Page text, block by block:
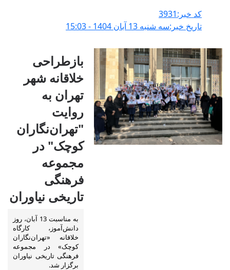
کد خبر:3931
تاریخ خبر:سه شنبه 13 آبان 1404 - 15:03
بازطراحی
خلاقانه شهر
تهران به
روایت
"تهران‌نگاران
کوچک" در
مجموعه
فرهنگی
تاریخی نیاوران
به مناسبت 13 آبان، روز
دانش‌آموز، کارگاه
خلاقانه «تهران‌نگاران
کوچک» در مجموعه
فرهنگی تاریخی نیاوران
برگزار شد.